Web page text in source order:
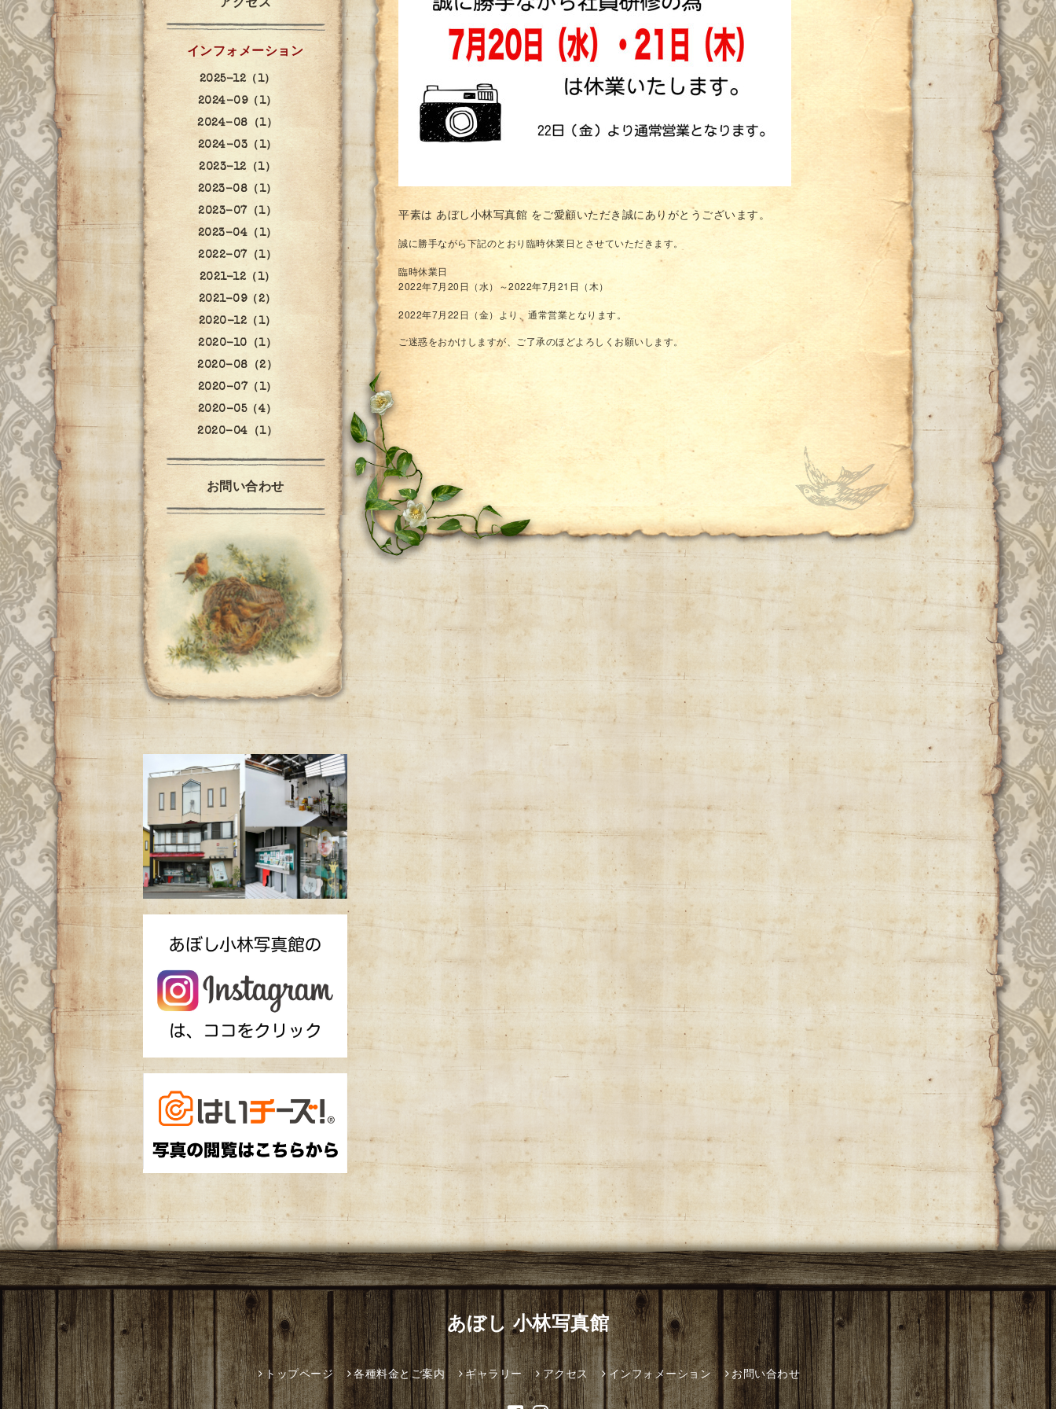
平素は あぼし小林写真館 をご愛顧いただき誠にありがとうございます。
誠に勝手ながら下記のとおり臨時休業日とさせていただきます。
臨時休業日
2022年7月20日（水）～2022年7月21日（木）
2022年7月22日（金）より、通常営業となります。
ご迷惑をおかけしますが、ご了承のほどよろしくお願いします。
アクセス
インフォメーション
2025-12（1）
2024-09（1）
2024-08（1）
2024-03（1）
2023-12（1）
2023-08（1）
2023-07（1）
2023-04（1）
2022-07（1）
2021-12（1）
2021-09（2）
2020-12（1）
2020-10（1）
2020-08（2）
2020-07（1）
2020-05（4）
2020-04（1）
お問い合わせ
あぼし 小林写真館
トップページ 各種料金とご案内 ギャラリー アクセス インフォメーション お問い合わせ